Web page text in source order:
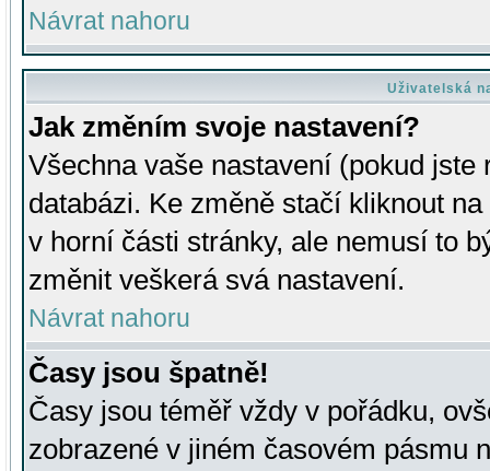
Návrat nahoru
Uživatelská
Jak změním svoje nastavení?
Všechna vaše nastavení (pokud
databázi. Ke změně stačí kliknout
v horní části stránky, ale nemusí to
změnit veškerá svá nastavení.
Návrat nahoru
Časy jsou špatně!
Časy jsou téměř vždy v pořádku,
zobrazené v jiném časovém pásmu